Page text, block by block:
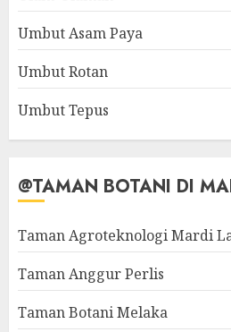
Umbut Asam Paya
Umbut Rotan
Umbut Tepus
@TAMAN BOTANI DI
Taman Agroteknologi Mardi
Taman Anggur Perlis
Taman Botani Melaka